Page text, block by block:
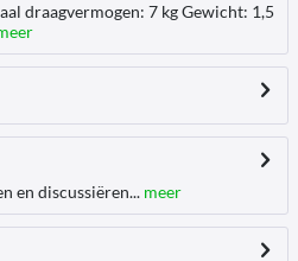
draagvermogen: 7 kg Gewicht: 1,5
en discussiëren... meer